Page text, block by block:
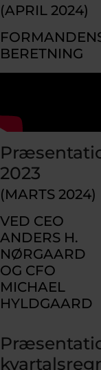
(APRIL 2024)
BERETNING
2023
(MARTS 2024)
VED CEO
ANDERS H.
NØRGAARD
OG CFO
MICHAEL
HYLDGAARD